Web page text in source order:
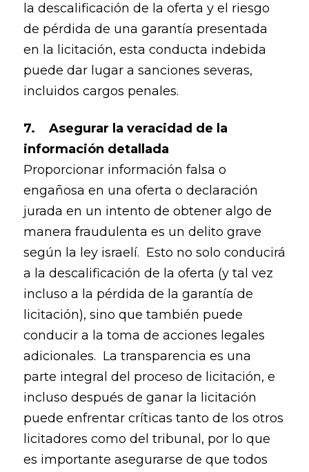
la descalificación de la oferta y el riesgo
de pérdida de una garantía presentada
en la licitación, esta conducta indebida
puede dar lugar a sanciones severas,
incluidos cargos penales.
7. Asegurar la veracidad de la
información detallada
Proporcionar información falsa o
engañosa en una oferta o declaración
jurada en un intento de obtener algo de
manera fraudulenta es un delito grave
según la ley israelí. Esto no solo conducirá
a la descalificación de la oferta (y tal vez
incluso a la pérdida de la garantía de
licitación), sino que también puede
conducir a la toma de acciones legales
adicionales. La transparencia es una
parte integral del proceso de licitación, e
incluso después de ganar la licitación
puede enfrentar críticas tanto de los otros
licitadores como del tribunal, por lo que
es importante asegurarse de que todos